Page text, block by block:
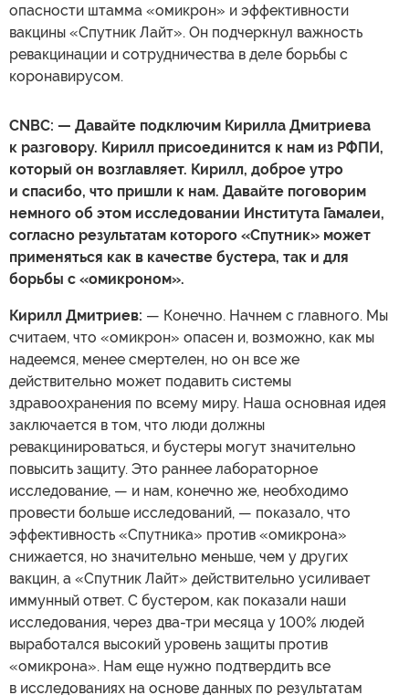
опасности штамма «омикрон» и эффективности
вакцины «Спутник Лайт». Он подчеркнул важность
ревакцинации и сотрудничества в деле борьбы с
коронавирусом.
CNBC: — Давайте подключим Кирилла Дмитриева
к разговору. Кирилл присоединится к нам из РФПИ,
который он возглавляет. Кирилл, доброе утро
и спасибо, что пришли к нам. Давайте поговорим
немного об этом исследовании Института Гамалеи,
согласно результатам которого «Спутник» может
применяться как в качестве бустера, так и для
борьбы с «омикроном».
Кирилл Дмитриев: — Конечно. Начнем с главного. Мы
считаем, что «омикрон» опасен и, возможно, как мы
надеемся, менее смертелен, но он все же
действительно может подавить системы
здравоохранения по всему миру. Наша основная идея
заключается в том, что люди должны
ревакцинироваться, и бустеры могут значительно
повысить защиту. Это раннее лабораторное
исследование, — и нам, конечно же, необходимо
провести больше исследований, — показало, что
эффективность «Спутника» против «омикрона»
снижается, но значительно меньше, чем у других
вакцин, а «Спутник Лайт» действительно усиливает
иммунный ответ. С бустером, как показали наши
исследования, через два-три месяца у 100% людей
выработался высокий уровень защиты против
«омикрона». Нам еще нужно подтвердить все
в исследованиях на основе данных по результатам